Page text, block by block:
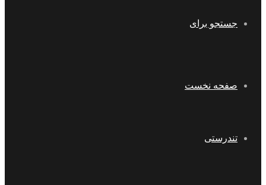
جستجو برای
صفحه نخست
تندرستی